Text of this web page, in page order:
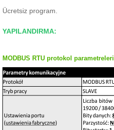
Ücretsiz program.
YAPILANDIRMA:
MODBUS RTU protokol parametreleri